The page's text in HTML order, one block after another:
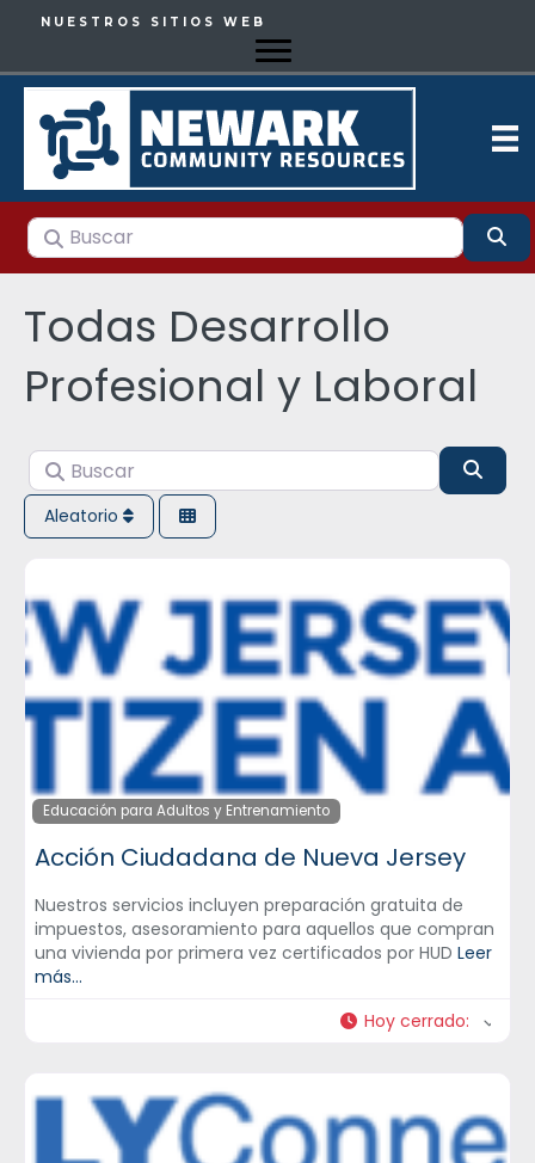
NUESTROS SITIOS WEB
Buscar
Todas Desarrollo
Profesional y Laboral
Buscar
Aleatorio
Educación para Adultos y Entrenamiento
Acción Ciudadana de Nueva Jersey
Nuestros servicios incluyen preparación gratuita de
impuestos, asesoramiento para aquellos que compran
una vivienda por primera vez certificados por HUD Leer
más...
Hoy cerrado: